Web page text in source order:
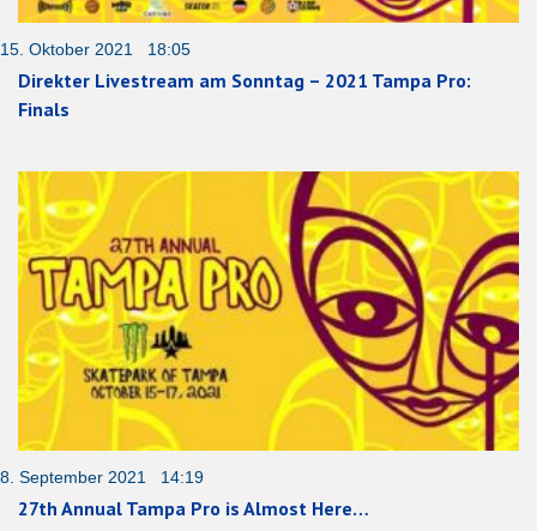
15. Oktober 2021 18:05
Direkter Livestream am Sonntag – 2021 Tampa Pro:
Finals
8. September 2021 14:19
27th Annual Tampa Pro is Almost Here…